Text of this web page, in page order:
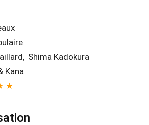
Shima Kadokura
Kana
★